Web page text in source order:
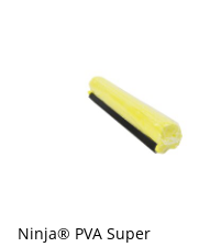
Ninja® PVA Super